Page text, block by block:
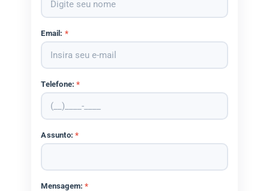
Email: *
Telefone:*
Assunto:*
Mensagem:*